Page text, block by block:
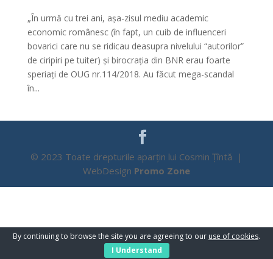
„În urmă cu trei ani, așa-zisul mediu academic
economic românesc (în fapt, un cuib de influenceri
bovarici care nu se ridicau deasupra nivelului “autorilor”
de ciripiri pe tuiter) și birocrația din BNR erau foarte
speriați de OUG nr.114/2018. Au făcut mega-scandal
în...
© 2023 Toate drepturile aparțin lui Cosmin Țîntă |
WebDesign Promo Zone
By continuing to browse the site you are agreeing to our use of cookies.
I Understand